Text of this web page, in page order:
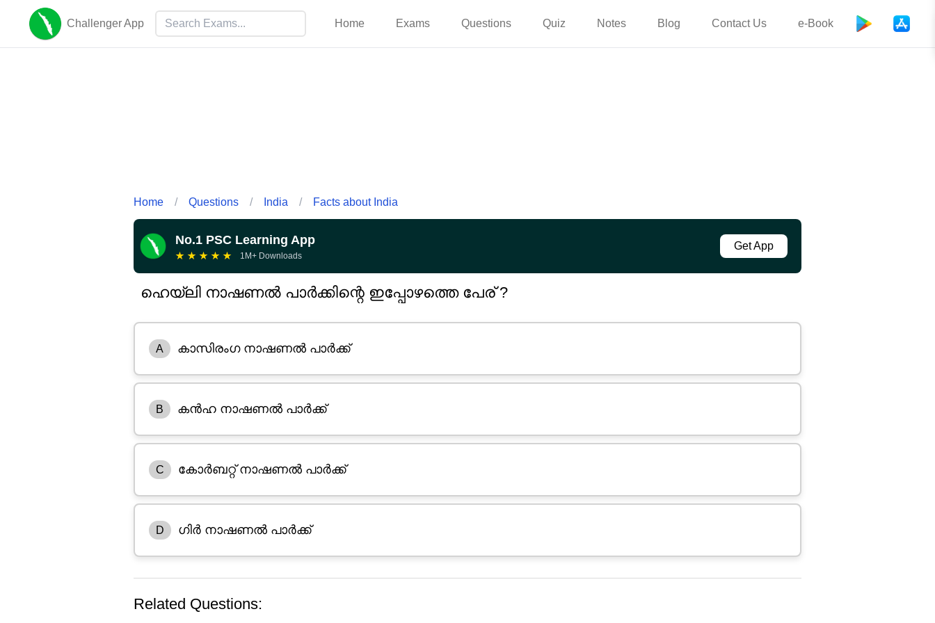
Challenger App Home Exams Questions Quiz Notes Blog Contact Us e-Book
Home / Questions / India / Facts about India
No.1 PSC Learning App
★ ★ ★ ★ ★ 1M+ Downloads
Get App
ഹെയ്‌ലി നാഷണൽ പാർക്കിന്റെ ഇപ്പോഴത്തെ പേര് ?
A കാസിരംഗ നാഷണൽ പാർക്ക്
B കൻഹ നാഷണൽ പാർക്ക്
C കോർബറ്റ് നാഷണൽ പാർക്ക്
D ഗിർ നാഷണൽ പാർക്ക്
Related Questions: